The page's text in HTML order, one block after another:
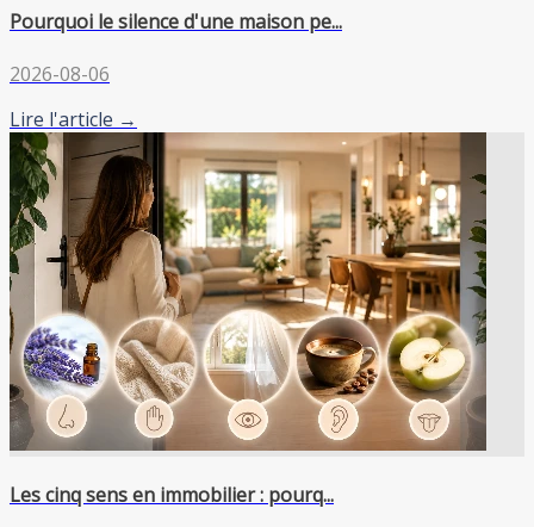
Pourquoi le silence d'une maison pe...
2026-08-06
Lire l'article →
Les cinq sens en immobilier : pourq...